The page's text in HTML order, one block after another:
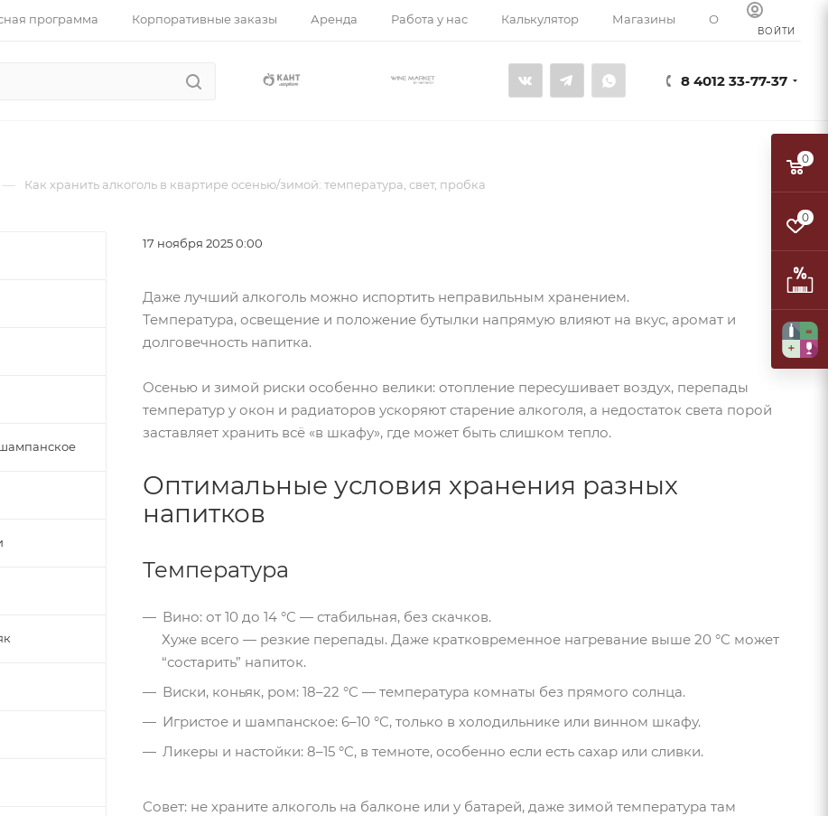
программа Корпоративные заказы Аренда Работа у нас Калькулятор Магазины О компании
ВОЙТИ
8 4012 33-77-37
— Как хранить алкоголь в квартире осенью/зимой: температура, свет, пробка
17 ноября 2025 0:00
Даже лучший алкоголь можно испортить неправильным хранением.
Температура, освещение и положение бутылки напрямую влияют на вкус, аромат и
долговечность напитка.
Осенью и зимой риски особенно велики: отопление пересушивает воздух, перепады
температур у окон и радиаторов ускоряют старение алкоголя, а недостаток света порой
заставляет хранить всё «в шкафу», где может быть слишком тепло.
Оптимальные условия хранения разных
напитков
Температура
Вино: от 10 до 14 °C — стабильная, без скачков.
Хуже всего — резкие перепады. Даже кратковременное нагревание выше 20 °C может
“состарить” напиток.
Виски, коньяк, ром: 18–22 °C — температура комнаты без прямого солнца.
Игристое и шампанское: 6–10 °C, только в холодильнике или винном шкафу.
Ликеры и настойки: 8–15 °C, в темноте, особенно если есть сахар или сливки.
Совет: не храните алкоголь на балконе или у батарей, даже зимой температура там
0
0